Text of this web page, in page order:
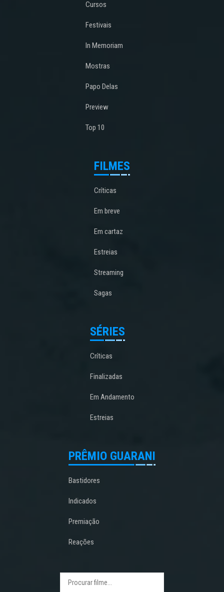
Cursos
Festivais
In Memoriam
Mostras
Papo Delas
Preview
Top 10
FILMES
Críticas
Em breve
Em cartaz
Estreias
Streaming
Sagas
SÉRIES
Críticas
Finalizadas
Em Andamento
Estreias
PRÊMIO GUARANI
Bastidores
Indicados
Premiação
Reações